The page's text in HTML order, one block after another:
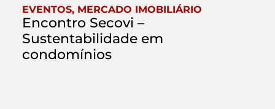
EVENTOS, MERCADO IMOBILIÁRIO
Encontro Secovi –
Sustentabilidade em
condomínios